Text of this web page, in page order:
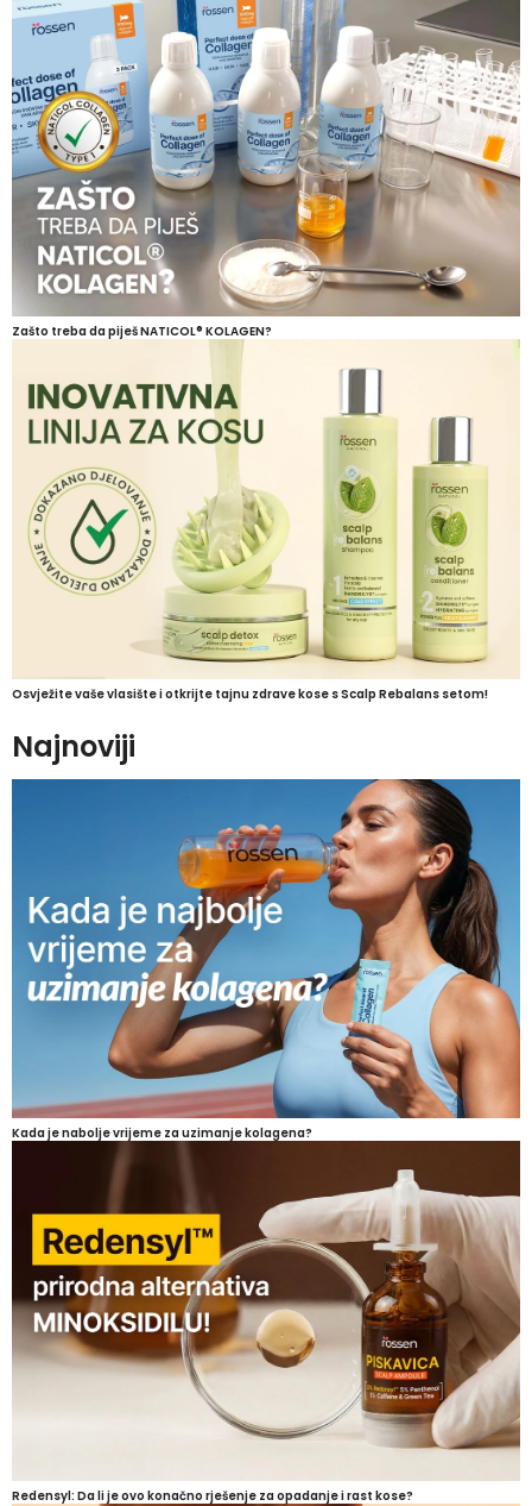
Zašto treba da piješ NATICOL® KOLAGEN?
Osvježite vaše vlasište i otkrijte tajnu zdrave kose s Scalp Rebalans setom!
Najnoviji
Kada je nabolje vrijeme za uzimanje kolagena?
Redensyl: Da li je ovo konačno rješenje za opadanje i rast kose?